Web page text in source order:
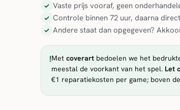
✓ Vaste prijs vooraf, geen
✓ Controle binnen 72 uur, daarna
✓ Andere staat dan opgegeven?
!Met coverartbedoelen we het
meestal de voorkant van het spel. Let
€1 reparatiekosten per game; boven